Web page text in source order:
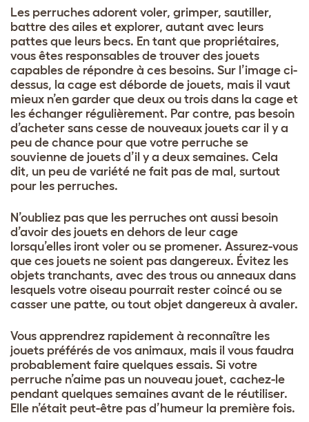
Les perruches adorent voler, grimper, sautiller,
battre des ailes et explorer, autant avec leurs
pattes que leurs becs. En tant que propriétaires,
vous êtes responsables de trouver des jouets
capables de répondre à ces besoins. Sur l’image ci-
dessus, la cage est déborde de jouets, mais il vaut
mieux n’en garder que deux ou trois dans la cage et
les échanger régulièrement. Par contre, pas besoin
d’acheter sans cesse de nouveaux jouets car il y a
peu de chance pour que votre perruche se
souvienne de jouets d’il y a deux semaines. Cela
dit, un peu de variété ne fait pas de mal, surtout
pour les perruches.
N’oubliez pas que les perruches ont aussi besoin
d’avoir des jouets en dehors de leur cage
lorsqu’elles iront voler ou se promener. Assurez-vous
que ces jouets ne soient pas dangereux. Évitez les
objets tranchants, avec des trous ou anneaux dans
lesquels votre oiseau pourrait rester coincé ou se
casser une patte, ou tout objet dangereux à avaler.
Vous apprendrez rapidement à reconnaître les
jouets préférés de vos animaux, mais il vous faudra
probablement faire quelques essais. Si votre
perruche n’aime pas un nouveau jouet, cachez-le
pendant quelques semaines avant de le réutiliser.
Elle n’était peut-être pas d’humeur la première fois.